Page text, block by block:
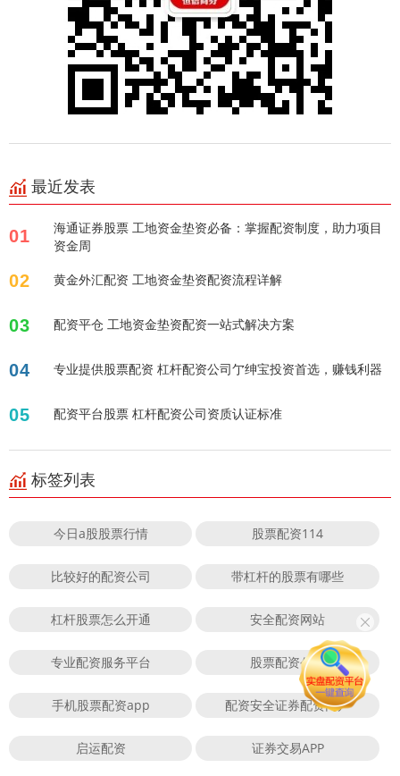
最近发表
01
海通证券股票 工地资金垫资必备：掌握配资制度，助力项目
资金周
02 黄金外汇配资 工地资金垫资配资流程详解
03 配资平仓 工地资金垫资配资一站式解决方案
04 专业提供股票配资 杠杆配资公司亇绅宝投资首选，赚钱利器
05 配资平台股票 杠杆配资公司资质认证标准
标签列表
今日a股股票行情 股票配资114
比较好的配资公司 带杠杆的股票有哪些
杠杆股票怎么开通 安全配资网站
专业配资服务平台 股票配资公司
手机股票配资app 配资安全证券配资门户
启运配资 证券交易APP